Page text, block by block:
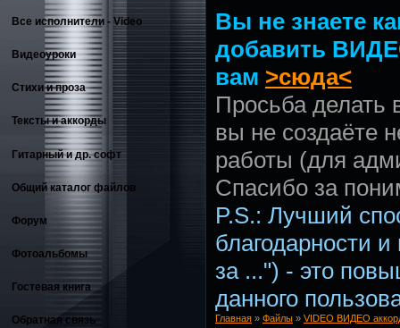
Все исполнители - Video
Видеоуроки
Стихи и проза
Тексты и аккорды
Гитарный и др. софт
Общий каталог файлов
Форум
Фотоальбомы
Гостевая книга
Обратная связь
Вы не знаете
добавить
вам >сюда<
Просьба делать
вы не создаёте
работы (для
Спасибо за
P.S.: Лучший
благодарности
за ...") - это
данного
Главная » Файлы » VIDEO ВИДЕО